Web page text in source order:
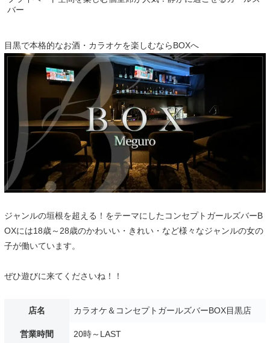
バー
目黒で本格的なお酒・カラオケを楽しむならBOXへ
ジャンルの垣根を超える！をテーマにしたコンセプトガールズバーB
OXには18歳～28歳のかわいい・きれい・など様々なジャンルの女の
子が働いています。
ぜひ遊びに来てくださいね！！
店名 カラオケ＆コンセプトガールズバーBOX目黒店
営業時間 20時～LAST